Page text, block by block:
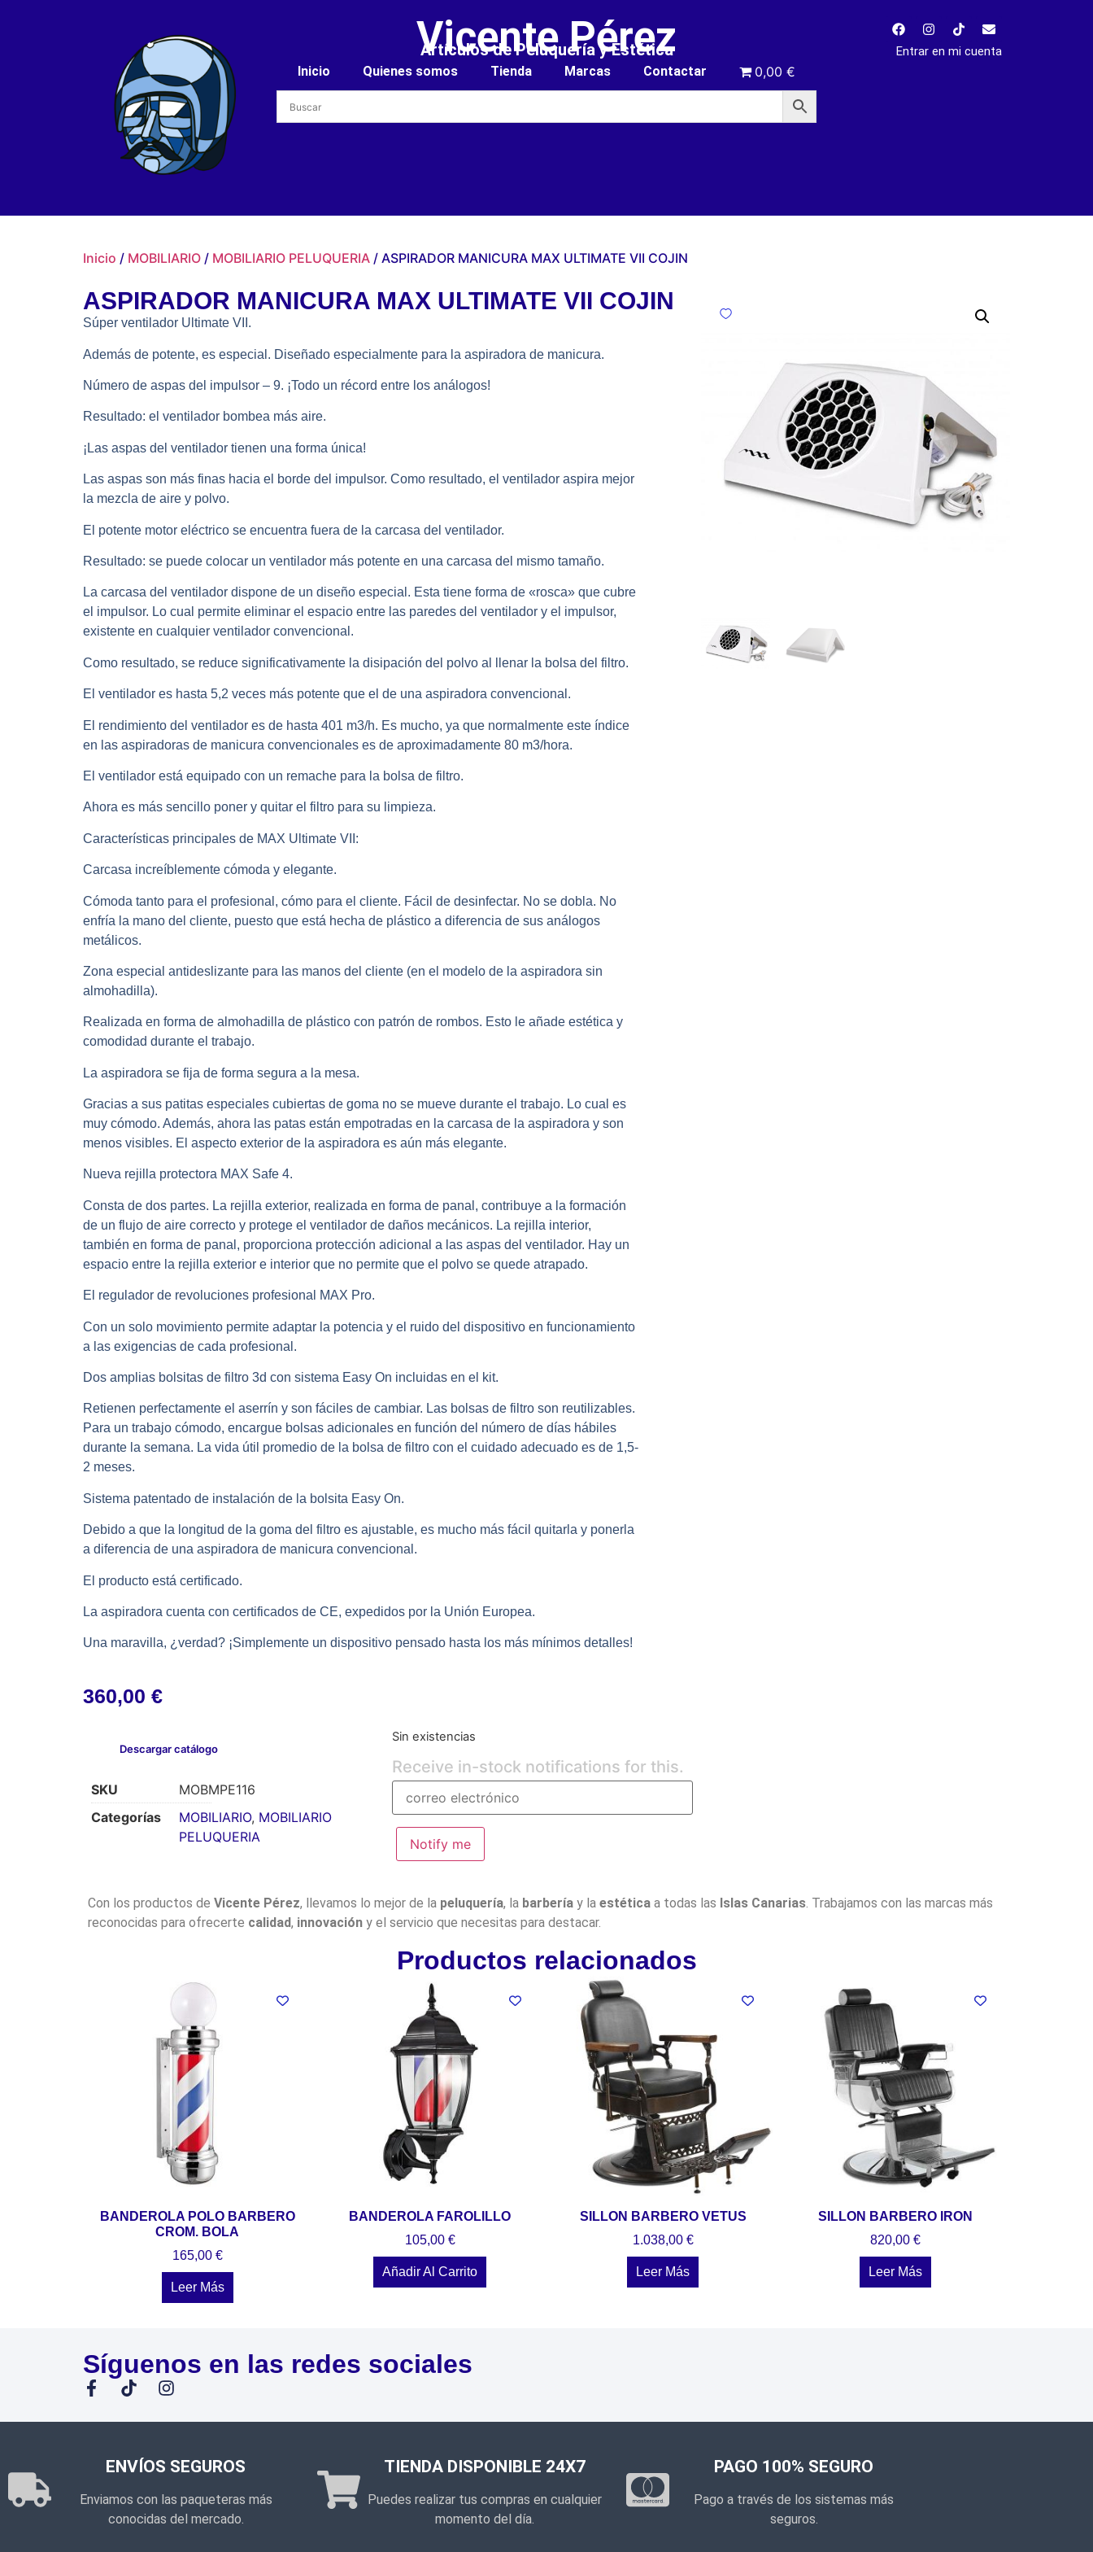
Vicente Pérez
Artículos de Peluquería y Estética
Inicio Quienes somos Tienda Marcas Contactar 0,00 €
Entrar en mi cuenta
Inicio / MOBILIARIO / MOBILIARIO PELUQUERIA / ASPIRADOR MANICURA MAX ULTIMATE VII COJIN
ASPIRADOR MANICURA MAX ULTIMATE VII COJIN
Súper ventilador Ultimate VII.
Además de potente, es especial. Diseñado especialmente para la aspiradora de manicura.
Número de aspas del impulsor – 9. ¡Todo un récord entre los análogos!
Resultado: el ventilador bombea más aire.
¡Las aspas del ventilador tienen una forma única!
Las aspas son más finas hacia el borde del impulsor. Como resultado, el ventilador aspira mejor
la mezcla de aire y polvo.
El potente motor eléctrico se encuentra fuera de la carcasa del ventilador.
Resultado: se puede colocar un ventilador más potente en una carcasa del mismo tamaño.
La carcasa del ventilador dispone de un diseño especial. Esta tiene forma de «rosca» que cubre
el impulsor. Lo cual permite eliminar el espacio entre las paredes del ventilador y el impulsor,
existente en cualquier ventilador convencional.
Como resultado, se reduce significativamente la disipación del polvo al llenar la bolsa del filtro.
El ventilador es hasta 5,2 veces más potente que el de una aspiradora convencional.
El rendimiento del ventilador es de hasta 401 m3/h. Es mucho, ya que normalmente este índice
en las aspiradoras de manicura convencionales es de aproximadamente 80 m3/hora.
El ventilador está equipado con un remache para la bolsa de filtro.
Ahora es más sencillo poner y quitar el filtro para su limpieza.
Características principales de MAX Ultimate VII:
Carcasa increíblemente cómoda y elegante.
Cómoda tanto para el profesional, cómo para el cliente. Fácil de desinfectar. No se dobla. No
enfría la mano del cliente, puesto que está hecha de plástico a diferencia de sus análogos
metálicos.
Zona especial antideslizante para las manos del cliente (en el modelo de la aspiradora sin
almohadilla).
Realizada en forma de almohadilla de plástico con patrón de rombos. Esto le añade estética y
comodidad durante el trabajo.
La aspiradora se fija de forma segura a la mesa.
Gracias a sus patitas especiales cubiertas de goma no se mueve durante el trabajo. Lo cual es
muy cómodo. Además, ahora las patas están empotradas en la carcasa de la aspiradora y son
menos visibles. El aspecto exterior de la aspiradora es aún más elegante.
Nueva rejilla protectora MAX Safe 4.
Consta de dos partes. La rejilla exterior, realizada en forma de panal, contribuye a la formación
de un flujo de aire correcto y protege el ventilador de daños mecánicos. La rejilla interior,
también en forma de panal, proporciona protección adicional a las aspas del ventilador. Hay un
espacio entre la rejilla exterior e interior que no permite que el polvo se quede atrapado.
El regulador de revoluciones profesional MAX Pro.
Con un solo movimiento permite adaptar la potencia y el ruido del dispositivo en funcionamiento
a las exigencias de cada profesional.
Dos amplias bolsitas de filtro 3d con sistema Easy On incluidas en el kit.
Retienen perfectamente el aserrín y son fáciles de cambiar. Las bolsas de filtro son reutilizables.
Para un trabajo cómodo, encargue bolsas adicionales en función del número de días hábiles
durante la semana. La vida útil promedio de la bolsa de filtro con el cuidado adecuado es de 1,5-
2 meses.
Sistema patentado de instalación de la bolsita Easy On.
Debido a que la longitud de la goma del filtro es ajustable, es mucho más fácil quitarla y ponerla
a diferencia de una aspiradora de manicura convencional.
El producto está certificado.
La aspiradora cuenta con certificados de CE, expedidos por la Unión Europea.
Una maravilla, ¿verdad? ¡Simplemente un dispositivo pensado hasta los más mínimos detalles!
360,00 €
Descargar catálogo
SKU
MOBMPE116
Categorías
MOBILIARIO, MOBILIARIO
PELUQUERIA
Sin existencias
Receive in-stock notifications for this.
Notify me
Con los productos de Vicente Pérez, llevamos lo mejor de la peluquería, la barberíay la estéticaa todas las Islas Canarias. Trabajamos con las marcas más
reconocidas para ofrecerte calidad, innovacióny el servicio que necesitas para destacar.
Productos relacionados
BANDEROLA POLO BARBERO
CROM. BOLA
165,00 €
Leer Más
BANDEROLA FAROLILLO
105,00 €
Añadir Al Carrito
SILLON BARBERO VETUS
1.038,00 €
Leer Más
SILLON BARBERO IRON
820,00€
Leer Más
Síguenos en las redes sociales
ENVÍOS SEGUROS
Enviamos con las paqueteras más
conocidas del mercado.
TIENDA DISPONIBLE 24X7
Puedes realizar tus compras en cualquier
momento del día.
PAGO 100% SEGURO
Pago a través de los sistemas más
seguros.